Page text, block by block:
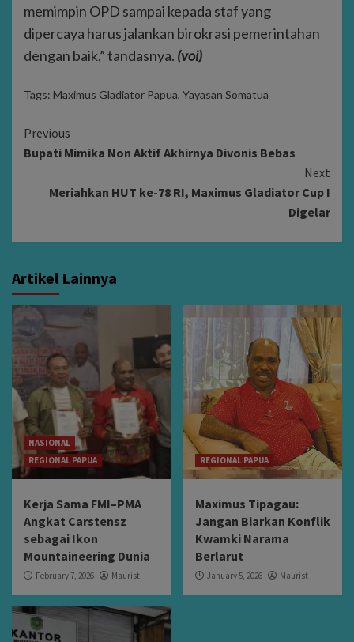
memimpin OPD sampai kepada staf yang
dipercaya harus jalankan birokrasi pemerintahan
dengan baik,” tandasnya. (voi)
Tags: Maximus Gladiator Papua, Yayasan Somatua
Continue
Reading
Previous
Bupati Mimika Non Aktif Akhirnya Divonis Bebas
Next
Meriahkan HUT ke-78 RI, Maximus Gladiator Cup I
Digelar
Artikel Lainnya
NASIONAL
REGIONAL PAPUA
Kerja Sama FMI–PMA
Angkat Carstensz
sebagai Ikon
Mountaineering Dunia
February 7, 2026 Maurist
REGIONAL PAPUA
Maximus Tipagau:
Jangan Biarkan Konflik
Kwamki Narama
Berlarut
January 5, 2026 Maurist